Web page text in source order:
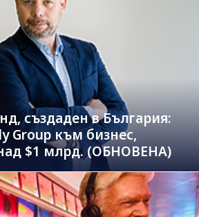
създаден в България:
Group към бизнес,
$1 млрд. (ОБНОВЕНА)